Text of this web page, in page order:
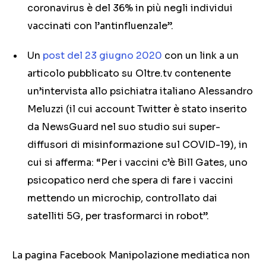
coronavirus è del 36% in più negli individui
vaccinati con l’antinfluenzale”.
Un post del 23 giugno 2020 con un link a un
articolo pubblicato su Oltre.tv contenente
un’intervista allo psichiatra italiano Alessandro
Meluzzi (il cui account Twitter è stato inserito
da NewsGuard nel suo studio sui super-
diffusori di misinformazione sul COVID-19), in
cui si afferma: “Per i vaccini c’è Bill Gates, uno
psicopatico nerd che spera di fare i vaccini
mettendo un microchip, controllato dai
satelliti 5G, per trasformarci in robot”.
La pagina Facebook Manipolazione mediatica non